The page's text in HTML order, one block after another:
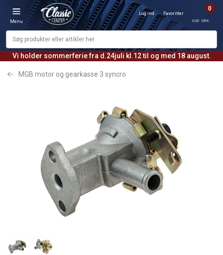
Vi holder sommerferie fra d.24juli kl.12 til og med 18 august.
Menu
Log ind Favoritter
0
0,00 DKK
MGB motor og gearkasse 3 syncro